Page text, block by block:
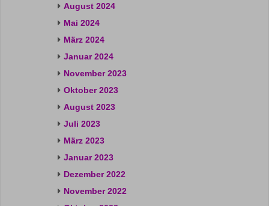
August 2024
Mai 2024
März 2024
Januar 2024
November 2023
Oktober 2023
August 2023
Juli 2023
März 2023
Januar 2023
Dezember 2022
November 2022